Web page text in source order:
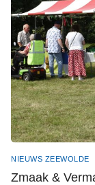
NIEUWS ZEEWOLDE
Zmaak &